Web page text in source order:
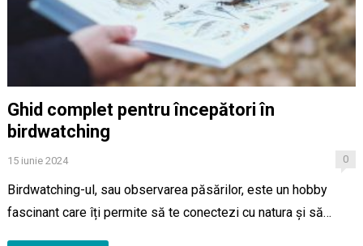
Ghid complet pentru începători în
birdwatching
15 iunie 2024 0
Birdwatching-ul, sau observarea păsărilor, este un hobby
fascinant care îți permite să te conectezi cu natura și să…